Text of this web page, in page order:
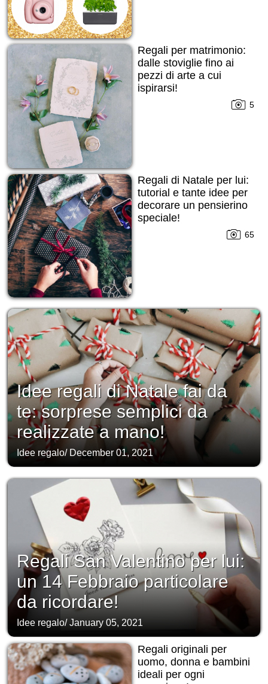
Regali per matrimonio:
dalle stoviglie fino ai
pezzi di arte a cui
ispirarsi!
5
Regali di Natale per lui:
tutorial e tante idee per
decorare un pensierino
speciale!
65
Idee regali di Natale fai da
te: sorprese semplici da
realizzate a mano!
Idee regalo/ December 01, 2021
Regali San Valentino per lui:
un 14 Febbraio particolare
da ricordare!
Idee regalo/January 05, 2021
Regali originali per
uomo, donna e bambini
ideali per ogni